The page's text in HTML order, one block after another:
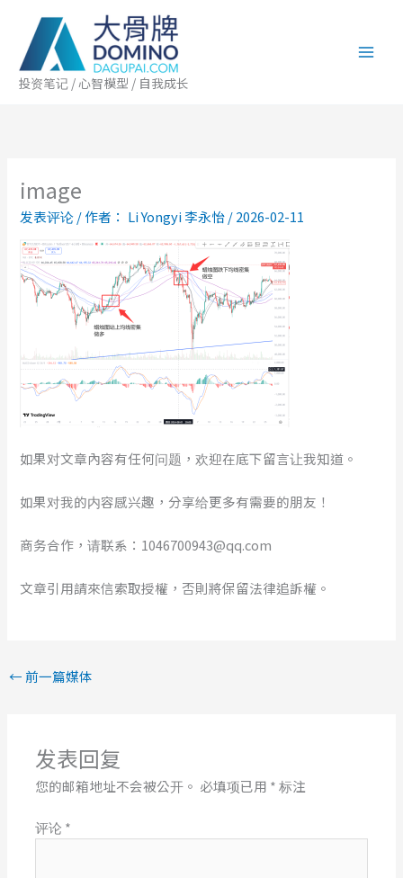
投资笔记 / 心智模型 / 自我成长
image
发表评论/ 作者： Li Yongyi 李永怡/2026-02-11
如果对文章內容有任何问题，欢迎在底下留言让我知道。
如果对我的内容感兴趣，分享给更多有需要的朋友！
商务合作，请联系：1046700943@qq.com
文章引用請來信索取授權，否則將保留法律追訴權。
← 前一篇媒体
发表回复
您的邮箱地址不会被公开。 必填项已用 *标注
评论 *